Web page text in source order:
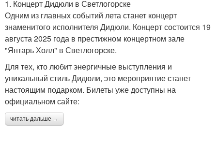
1. Концерт Дидюли в Светлогорске
Одним из главных событий лета станет концерт
знаменитого исполнителя Дидюли. Концерт состоится 19
августа 2025 года в престижном концертном зале
"Янтарь Холл" в Светлогорске.
Для тех, кто любит энергичные выступления и
уникальный стиль Дидюли, это мероприятие станет
настоящим подарком. Билеты уже доступны на
официальном сайте:
читать дальше →